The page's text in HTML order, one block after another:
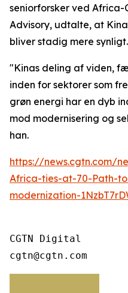
seniorforsker ved Africa-
Advisory, udtalte, at
bliver stadig mere synligt.
"Kinas deling af viden,
inden for sektorer som
grøn energi har en dyb
mod modernisering og
han.
https://news.cgtn.com/
Africa-ties-at-70-Path-
modernization-
CGTN Digital
cgtn@cgtn.com